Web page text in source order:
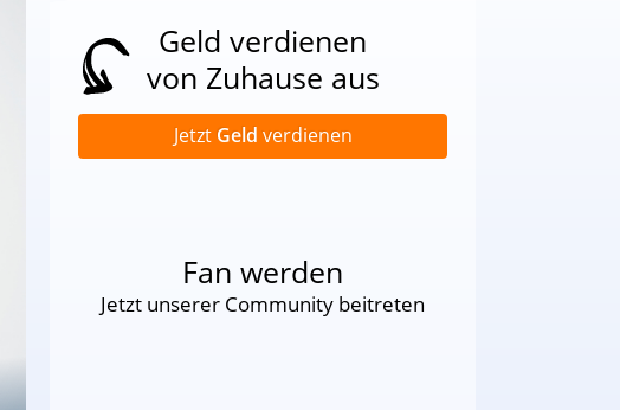
Geld verdienen
von Zuhause aus
Jetzt Geld verdienen
Fan werden
Jetzt unserer Community beitreten